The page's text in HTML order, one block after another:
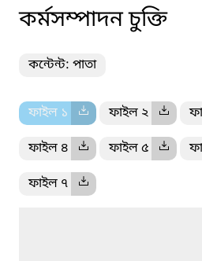
কর্মসম্পাদন চুক্তি
কন্টেন্ট: পাতা
ফাইল ১ ফাইল ২
ফাইল ৪ ফাইল ৫
ফাইল ৭